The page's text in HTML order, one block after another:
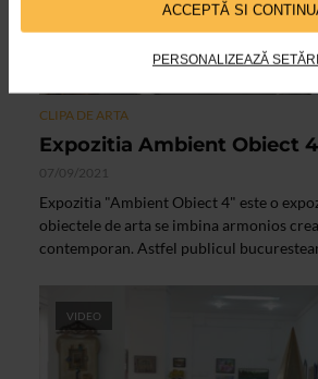
ACCEPTĂ SI
PERSONALIZEAZĂ
CLIPA DE ARTA
Expozitia Ambient Obiect 4
07/09/2021
Expozitia "Ambient Obiect 4" este o
obiectele de arta se imbina armonios
contemporan. Astfel publicul
VIDEO